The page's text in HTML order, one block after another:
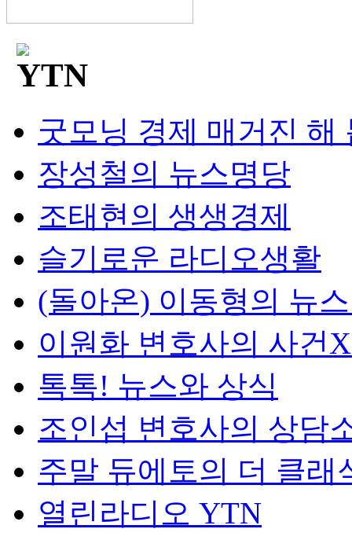
굿모닝 경제 매거진 해
장성철의 뉴스명당
조태현의 생생경제
슬기로운 라디오생활
(돌아온) 이동형의 뉴
이원화 변호사의 사건
톡톡! 뉴스와 상식
조인섭 변호사의 상담
주말 듀에토의 더 클래
열린라디오 YTN